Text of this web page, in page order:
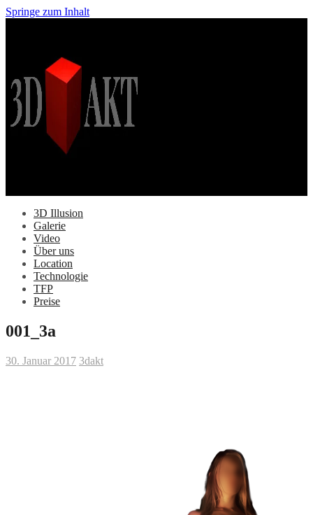
Springe zum Inhalt
3D Illusion
Galerie
Video
Über uns
Location
Technologie
TFP
Preise
001_3a
30. Januar 2017 3dakt